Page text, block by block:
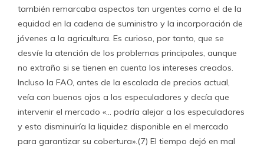
también remarcaba aspectos tan urgentes como el de la
equidad en la cadena de suministro y la incorporación de
jóvenes a la agricultura. Es curioso, por tanto, que se
desvíe la atención de los problemas principales, aunque
no extraño si se tienen en cuenta los intereses creados.
Incluso la FAO, antes de la escalada de precios actual,
veía con buenos ojos a los especuladores y decía que
intervenir el mercado «… podría alejar a los especuladores
y esto disminuiría la liquidez disponible en el mercado
para garantizar su cobertura».(7) El tiempo dejó en mal